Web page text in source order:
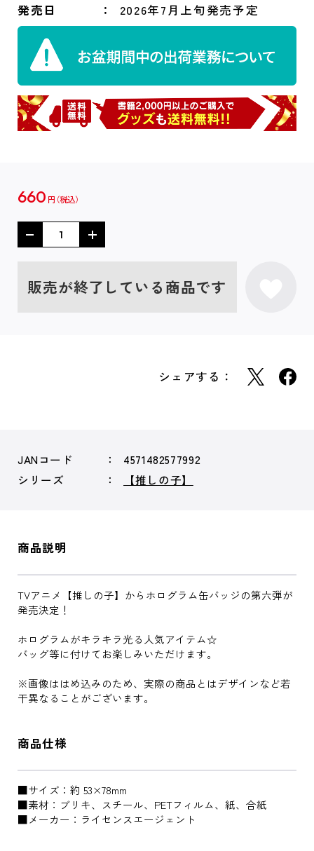
発売日
2026年7月上旬発売予定
660 円
販売が終了している商品です
シェアする：
JANコード
4571482577992
シリーズ
【推しの子】
商品説明
TVアニメ【推しの子】からホログラム缶バッジの第六弾が
発売決定！
ホログラムがキラキラ光る人気アイテム☆
バッグ等に付けてお楽しみいただけます。
※画像ははめ込みのため、実際の商品とはデザインなど若
干異なることがございます。
商品仕様
■サイズ：約 53×78mm
■素材：ブリキ、スチール、PETフィルム、紙、合紙
■メーカー：ライセンスエージェント